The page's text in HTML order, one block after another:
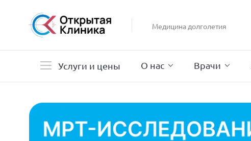
Медицина долголетия
Услуги и цены О нас Врачи